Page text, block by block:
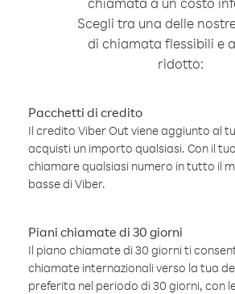
Scegli tra una delle
di chiamata flessibili e
ridotto:
Pacchetti di credito
Il credito Viber Out viene aggiunto al
acquisti un importo qualsiasi. Con il
chiamare qualsiasi numero in tutto il
basse di Viber.
Piani chiamate di 30 giorni
Il piano chiamate di 30 giorni ti
chiamate internazionali verso la tua
preferita nel periodo di 30 giorni, con